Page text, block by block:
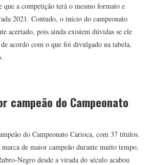
que a competição terá o mesmo formato e
2021. Contudo, o início do campeonato
acertado, pois ainda existem dúvidas se ele
acordo com o que foi divulgado na tabela,
campeão do Campeonato
do Campeonato Carioca, com 37 títulos.
de maior campeão durante muito tempo,
Negro desde a virada do século acabou